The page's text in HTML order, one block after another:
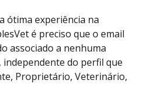
ótima experiência na
é preciso que o email
associado a nenhuma
do perfil que
Proprietário, Veterinário,